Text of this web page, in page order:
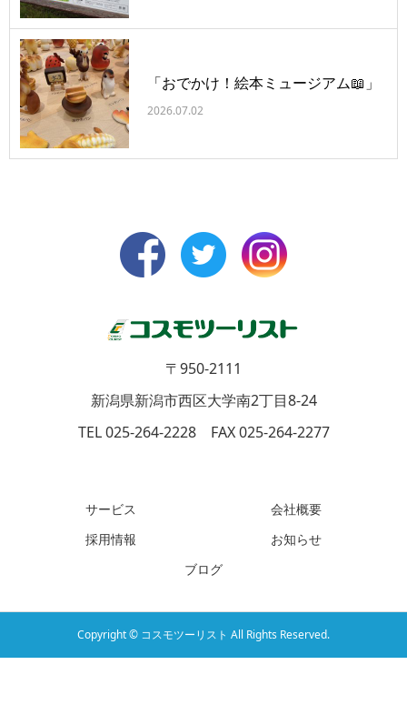
「おでかけ！絵本ミュージアム📖」
2026.07.02
〒950-2111
新潟県新潟市西区大学南2丁目8-24
TEL 025-264-2228 FAX 025-264-2277
サービス
会社概要
採用情報
お知らせ
ブログ
Copyright © コスモツーリスト All Rights Reserved.